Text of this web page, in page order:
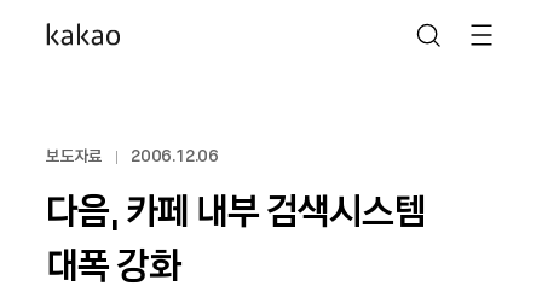
보도자료 2006.12.06
다음, 카페 내부 검색시스템
대폭 강화